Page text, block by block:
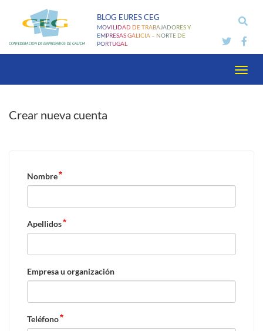
contenido
BLOG EURES CEG
MOVILIDAD DE TRABAJADORES Y
EMPRESAS GALICIA – NORTE DE
PORTUGAL
Crear nueva cuenta
Nombre
Apellidos
Empresa u organización
Teléfono